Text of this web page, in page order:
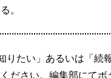
。
りたい」あるいは「続
ださい。編集部にてボ